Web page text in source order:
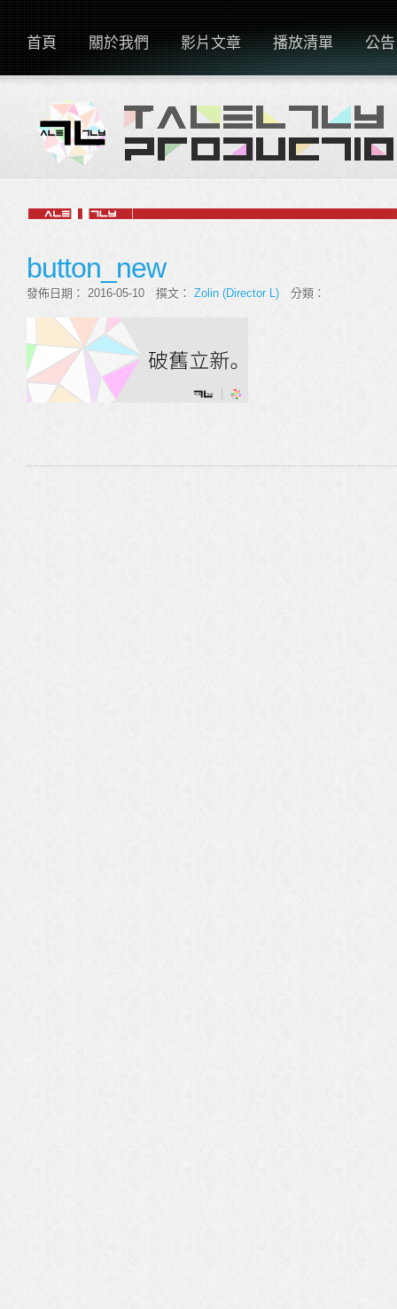
首頁 關於我們 影片文章 播放清單 公告
button_new
發佈日期： 2016-05-10 撰文： Zolin (Director L) 分類：